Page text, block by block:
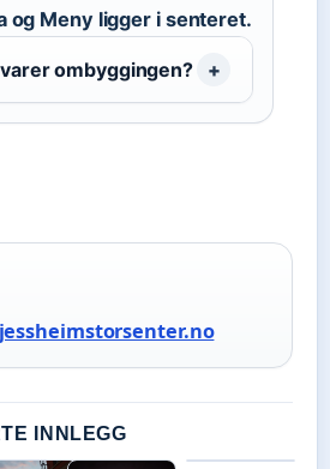
og Meny ligger i senteret.
ombyggingen?
jessheimstorsenter.no
INNLEGG